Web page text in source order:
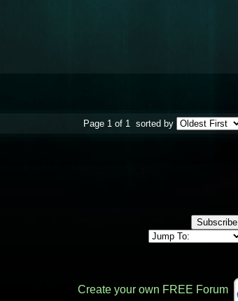
Page 1 of 1 sorted by
Subscribe
Create your own FREE Forum